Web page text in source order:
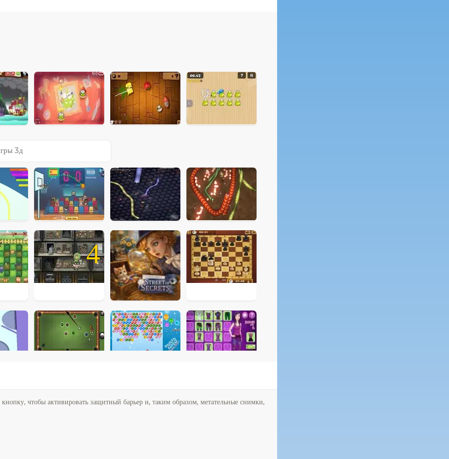
3д
4
чтобы активировать защитный барьер и, таким образом, метательные снимки,